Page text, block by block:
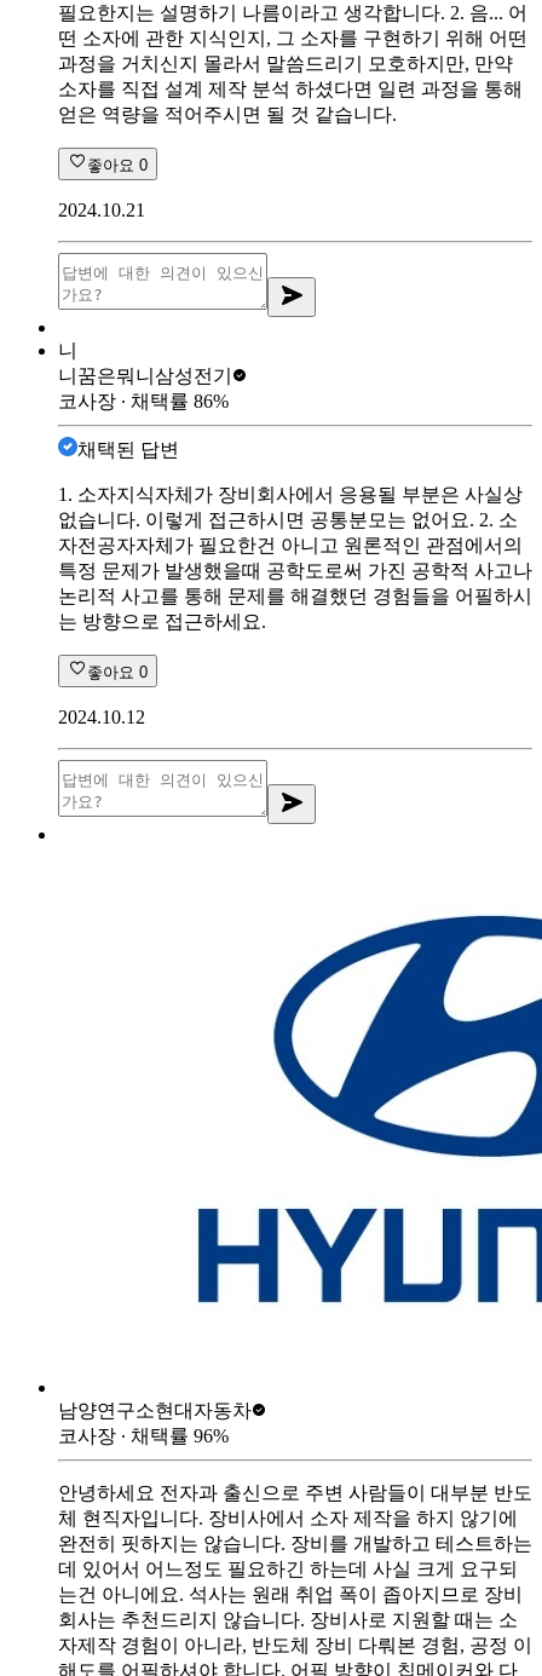
필요한지는 설명하기 나름이라고 생각합니다. 2. 음... 어
떤 소자에 관한 지식인지, 그 소자를 구현하기 위해 어떤
과정을 거치신지 몰라서 말씀드리기 모호하지만, 만약
소자를 직접 설계 제작 분석 하셨다면 일련 과정을 통해
얻은 역량을 적어주시면 될 것 같습니다.
좋아요 0
2024.10.21
니
니꿈은뭐니 삼성전기
코사장 ∙ 채택률 86%
채택된 답변
1. 소자지식자체가 장비회사에서 응용될 부분은 사실상
없습니다. 이렇게 접근하시면 공통분모는 없어요. 2. 소
자전공자자체가 필요한건 아니고 원론적인 관점에서의
특정 문제가 발생했을때 공학도로써 가진 공학적 사고나
논리적 사고를 통해 문제를 해결했던 경험들을 어필하시
는 방향으로 접근하세요.
좋아요 0
2024.10.12
남양연구소현대자동차
코사장 ∙ 채택률 96%
안녕하세요 전자과 출신으로 주변 사람들이 대부분 반도
체 현직자입니다. 장비사에서 소자 제작을 하지 않기에
완전히 핏하지는 않습니다. 장비를 개발하고 테스트하는
데 있어서 어느정도 필요하긴 하는데 사실 크게 요구되
는건 아니에요. 석사는 원래 취업 폭이 좁아지므로 장비
회사는 추천드리지 않습니다. 장비사로 지원할 때는 소
자제작 경험이 아니라, 반도체 장비 다뤄본 경험, 공정 이
해도를 어필하셔야 합니다. 어필 방향이 칩메이커와 다